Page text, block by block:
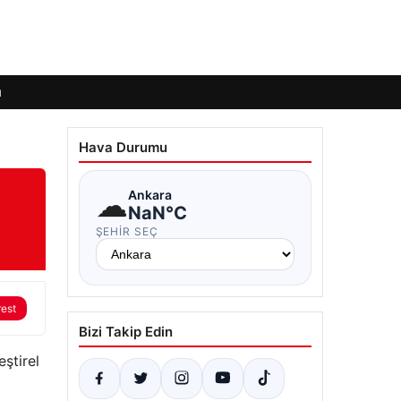
Hava Durumu
☁Ankara
NaN°C
ŞEHIR SEÇ
Bizi Takip Edin